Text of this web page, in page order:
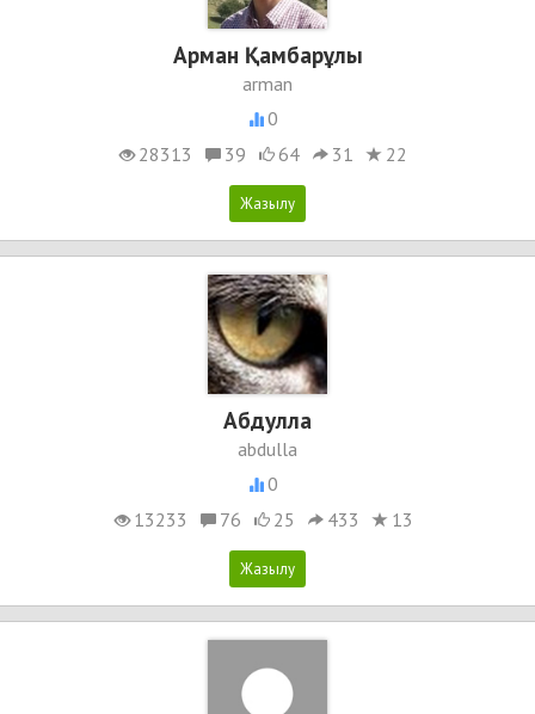
Арман Қамбарұлы
arman
0
28313
39 64 31 22
Абдулла
abdulla
0
13233
76 25 433 13